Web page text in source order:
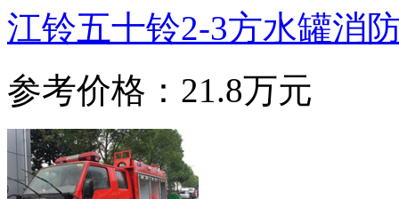
江铃五十铃2-3方水罐消
参考价格：21.8万元